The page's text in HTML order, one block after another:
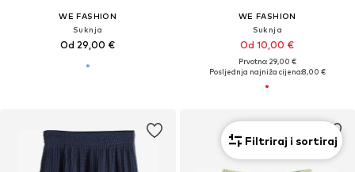
WE FASHION
Suknja
Od 29,00 €
WE FASHION
Suknja
Od 10,00 €
Prvotno: 29,00 €
Posljednja najniža cijena:8,00 €
Filtriraj i sortiraj